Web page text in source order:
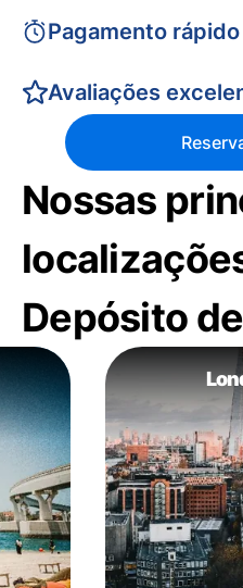
Pagamento
Avaliações
Nossas
Depósito